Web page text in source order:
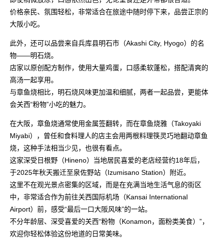
价格亲民、氛围轻松，非常适合在旅途中随时停下来，品尝正宗的
大阪小吃。
此外，还可以品尝来自兵库县明石市（Akashi City, Hyogo）的名
物——明石烧。
店家以原创配方制作，使用大量鸡蛋，口感柔软蓬松，搭配清爽的
高汤一起享用。
与章鱼烧相比，明石烧风味更加温和细腻，两者一起品尝，更能体
会关西“粉物”小吃的魅力。
在大阪，章鱼烧通常使用金属签翻转，而在章鱼烧雅（Takoyaki
Miyabi），曾任和食料理人的店主会用两根料理筷灵巧地翻动章鱼
烧，这种手法相当少见，也很有看点。
这家深受日根野（Hineno）当地居民喜爱的老店经营约18年后，
于2025年秋天搬迁至泉佐野站（Izumisano Station）附近。
这里不在观光景点密集的区域，而是在充满当地生活气息的街区
中，非常适合作为前往关西国际机场（Kansai International
Airport）前，感受“最后一口大阪风味”的一站。
不分年龄层、深受喜爱的关西“粉物（Konamon，面粉类美食）”，
欢迎你轻松体验这份地道的日常美味。